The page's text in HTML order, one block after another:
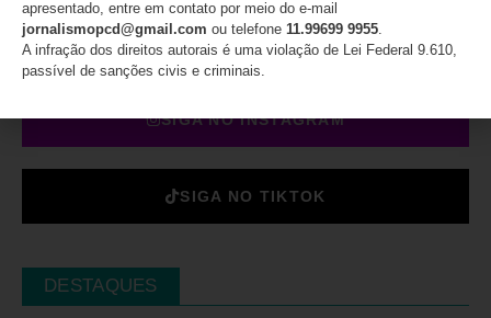
CURTA NO FACEBOOK
SIGA NO INSTAGRAM
SIGA NO TIKTOK
DESTAQUES
apresentado, entre em contato por meio do e-mail
jornalismopcd@gmail.com ou telefone 11.99699 9955.
A infração dos direitos autorais é uma violação de Lei Federal 9.610,
passível de sanções civis e criminais.